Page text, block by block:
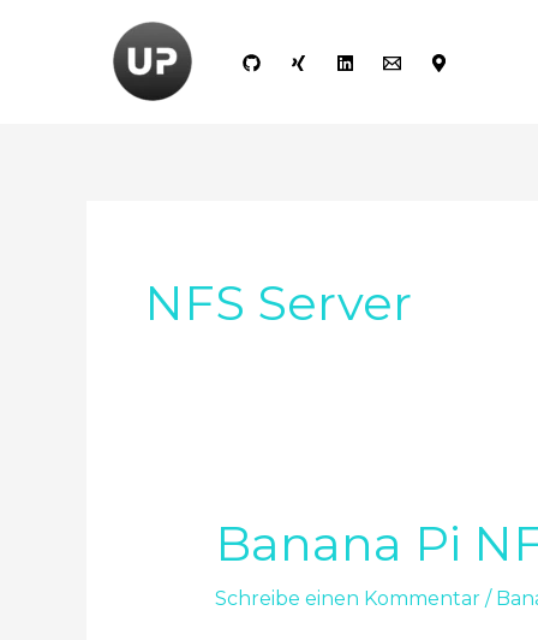
NFS Server
Banana Pi
Schreibe einen Kommentar /
Banana
Pi
NFS